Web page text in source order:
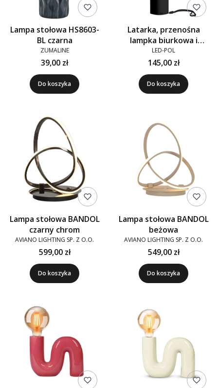
Lampa stołowa HS8603-
BL czarna
ZUMALINE
39,00 zł
Do koszyka
Latarka, przenośna
lampka biurkowa i
power bank MENSA
LED-POL
145,00 zł
Do koszyka
Lampa stołowa BANDOL
czarny chrom
AVIANO LIGHTING SP. Z O.O.
599,00 zł
Do koszyka
Lampa stołowa BANDOL
beżowa
AVIANO LIGHTING SP. Z O.O.
549,00 zł
Do koszyka